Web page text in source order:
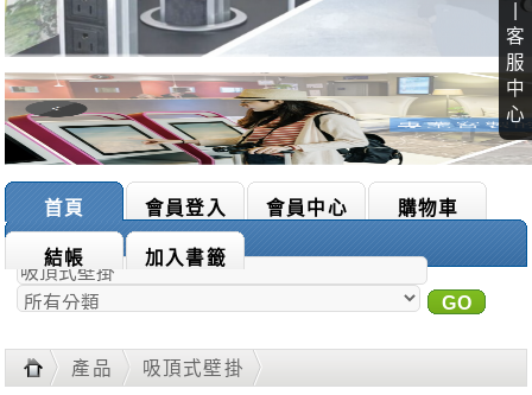
客
服
中
心
首頁 會員登入 會員中心 購物車
結帳 加入書籤
商品搜尋：
GO
產品
吸頂式壁掛